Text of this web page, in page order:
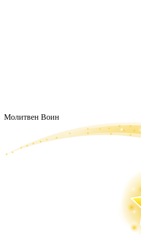
Молитвен Воин